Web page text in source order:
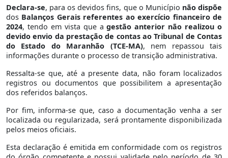
Declara-se, para os devidos fins, que o Município não dispõe
dos Balanços Gerais referentes ao exercício financeiro de
2024, tendo em vista que agestão anterior não realizou o
devido envio da prestação de contas ao Tribunal de Contas
do Estado do Maranhão (TCE-MA), nem repassou tais
informações durante o processo de transição administrativa.
Ressalta-se que, até a presente data, não foram localizados
registros ou documentos que possibilitem a apresentação
dos referidos balanços.
Por fim, informa-se que, caso a documentação venha a ser
localizada ou regularizada, será prontamente disponibilizada
pelos meios oficiais.
Esta declaração é emitida em conformidade com os registros